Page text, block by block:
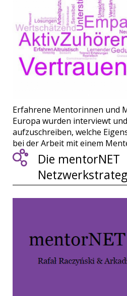
Erfahrene Mentorinnen und
Europa wurden interviewt
aufzuschreiben, welche
bei der Arbeit mit einem
Die mentorNET